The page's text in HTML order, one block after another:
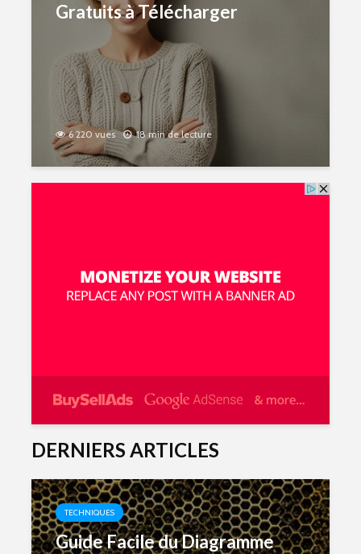
Gratuits à Télécharger
6 220 vues 18 min de lecture
DERNIERS ARTICLES
TECHNIQUES
Guide Facile du Diagramme